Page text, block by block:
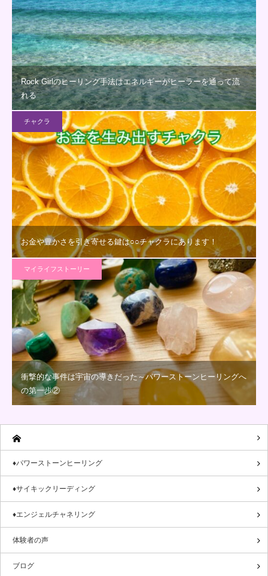
Rock Girlのヒーリング手法はエネルギーがヒーラーを通って流
れる
チャクラ
お金や豊かさを引き寄せる鍵は○○チャクラにあります！
マイライフストーリー
衝撃的な事件は宇宙の導きだった～パワーストーンヒーリングへ
の第一歩②
♦パワーストーンヒーリング
♦サイキックリーディング
♦エンジェルチャネリング
体験者の声
ブログ